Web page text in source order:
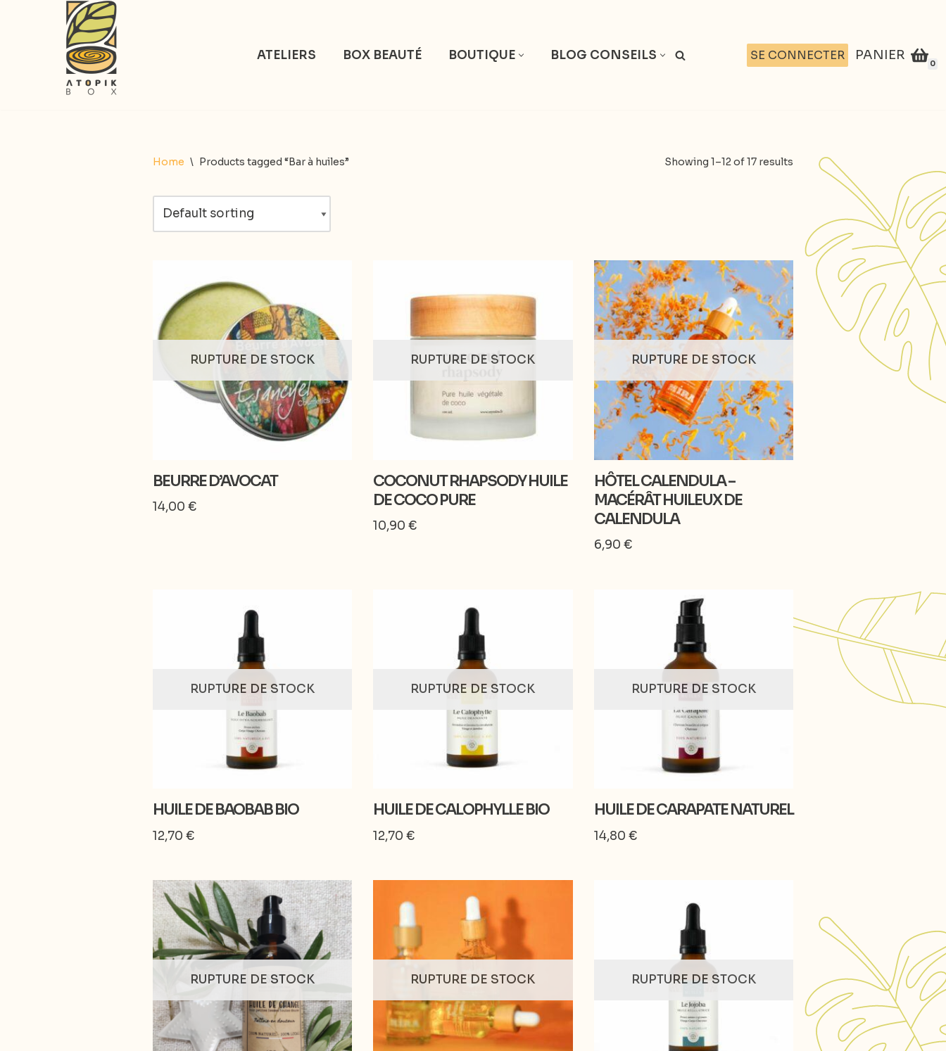
ATELIERS BOX BEAUTÉ BOUTIQUE BLOG CONSEILS SE CONNECTER PANIER
0
Home \ Products tagged “Bar à huiles” Showing 1–12 of 17 results
RUPTURE DE STOCK
BEURRE D’AVOCAT
14,00 €
RUPTURE DE STOCK
COCONUT RHAPSODY HUILE
DE COCO PURE
10,90€
RUPTURE DE STOCK
HÔTEL CALENDULA –
MACÉRÂT HUILEUX DE
CALENDULA
6,90 €
RUPTURE DE STOCK
HUILE DE BAOBAB BIO
12,70 €
RUPTURE DE STOCK
HUILE DE CALOPHYLLE BIO
12,70€
RUPTURE DE STOCK
HUILE DE CARAPATE NATUREL
14,80 €
RUPTURE DE STOCK RUPTURE DE STOCK RUPTURE DE STOCK